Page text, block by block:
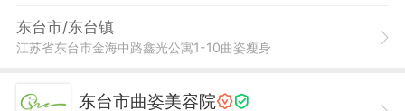
东台市/东台镇
江苏省东台市金海中路鑫光公寓1-10曲姿瘦身
东台市曲姿美容院